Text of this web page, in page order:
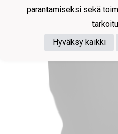
parantamiseksi sekä
Hyväksy kaikki